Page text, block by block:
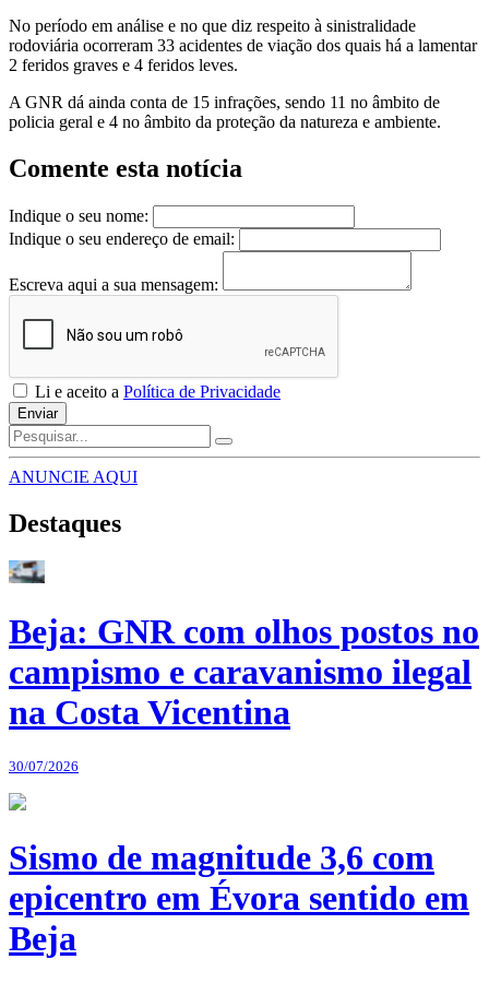
No período em análise e no que diz respeito à sinistralidade
rodoviária ocorreram 33 acidentes de viação dos quais há a lamentar
2 feridos graves e 4 feridos leves.
A GNR dá ainda conta de 15 infrações, sendo 11 no âmbito de
policia geral e 4 no âmbito da proteção da natureza e ambiente.
Comente esta notícia
Indique o seu nome:
Indique o seu endereço de email:
Escreva aqui a sua mensagem:
Li e aceito a Política de Privacidade
Enviar
ANUNCIE AQUI
Destaques
Beja: GNR com olhos postos no
campismo e caravanismo ilegal
na Costa Vicentina
30/07/2026
Sismo de magnitude 3,6 com
epicentro em Évora sentido em
Beja